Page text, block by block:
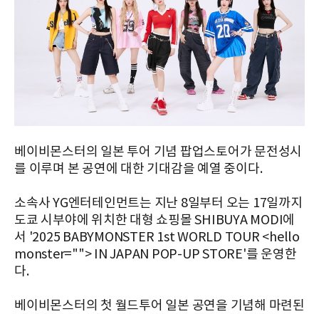
베이비몬스터의 일본 투어 기념 팝업스토어가 문전성시
를 이루며 본 공연에 대한 기대감을 예열 중이다.
소속사 YG엔터테인먼트는 지난 8일부터 오는 17일까지
도쿄 시부야에 위치한 대형 쇼핑몰 SHIBUYA MODI에
서 '2025 BABYMONSTER 1st WORLD TOUR <hello
monster=""> IN JAPAN POP-UP STORE'를 운영한
다.
베이비몬스터의 첫 월드투어 일본 공연을 기념해 마련된